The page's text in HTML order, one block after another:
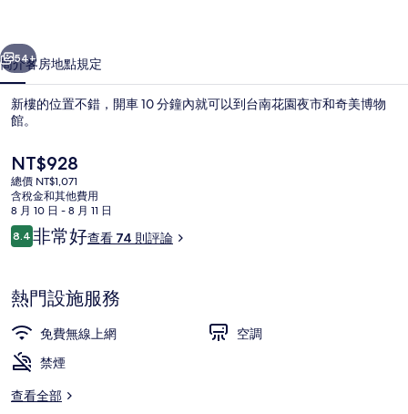
個 下一個
54+
簡介客房地點規定
新樓的位置不錯，開車 10 分鐘內就可以到台南花園夜市和奇美博物
館。
目
前
的
價
格
是
NT$928
總價 NT$1,071
含稅金和其他費用
8 月 10 日 - 8 月 11 日
評
論
8.48.4 分，滿分 10 分，
非常好查看 74 則評論
熱門設施服務
免費無線上網
空調
禁煙
查看全部